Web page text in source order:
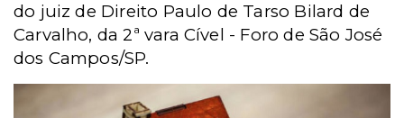
do juiz de Direito Paulo de Tarso Bilard de
Carvalho, da 2ª vara Cível - Foro de São José
dos Campos/SP.